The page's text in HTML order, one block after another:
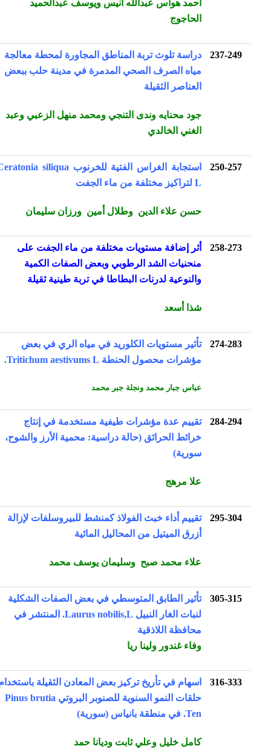
أحمد هواس عبدالله انيس ويوسف عبدالحميد
الحاجوج
237-249
دراسة تلوث تربة المناطق المجاورة لمحطة معالجة
مياه الصرف الصحي المدمرة في مدينة حلب ببعض
العناصر الثقيلة
جود محنايه وندى التنجي ومحمد منهل الزعبي وعبد
الغني الخالدي
250-257
استجابة الغراس الفتية للخرنوب Ceratonia siliqua
L لتراكيز مختلفة من ماء الجفت
حسن علاء الدين وطلال أمين ورزان سليمان
258-273
أثر إضافة مستويات مختلفة من ماء الجفت على
منحنيات الشد الرطوبي وبعض الصفات الكمية
والنوعية لدرنات البطاطا في تربة طينية ثقيلة
شذا أسعد
274-283
تأثير مستويات الكلوريد في مياه الري في بعض
مؤشرات محصول الحنطة Tritichum aestivums L.
عباس جبار محمد ونجلة جبر محمد
284-294
تقييم عدة مؤشرات طيفية مستخدمة في إنتاج
خرائط الحرائق (حالة دراسية: محمية الأرز والشوح،
سورية)
علا مرهج
295-304
تقييم أداء خبث الفولاذ كمنشط للبيروسلفات لإزالة
أزرق الميتيل من المحاليل المائية
علاء محمد صبح وسليمان يوسف محمد
305-315
تأثير الطابق المتوسطي في بعض الصفات الشكلية
لنبات الغار النبيل Laurus nobilis,L. المنتشر في
محافظة اللاذقية
وفاء غندور ولينا ريا
316-333
اسهام في تأريخ تركيز بعض المعادن الثقيلة باستخدام
حلقات النمو السنوية للصنوبر البروتي Pinus brutia
Ten. في منطقة بانياس (سورية)
كامل خليل وعلي ثابت وديانا حمد